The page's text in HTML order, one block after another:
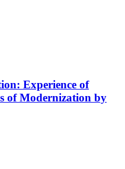
Experience of
of Modernization by